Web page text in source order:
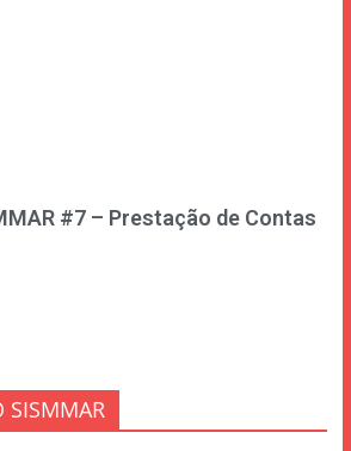
#7 – Prestação de Contas
SISMMAR